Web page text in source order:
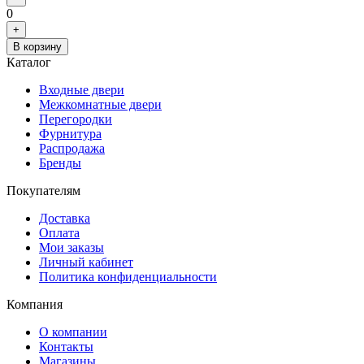
0
+
В корзину
Каталог
Входные двери
Межкомнатные двери
Перегородки
Фурнитура
Распродажа
Бренды
Покупателям
Доставка
Оплата
Мои заказы
Личный кабинет
Политика конфиденциальности
Компания
О компании
Контакты